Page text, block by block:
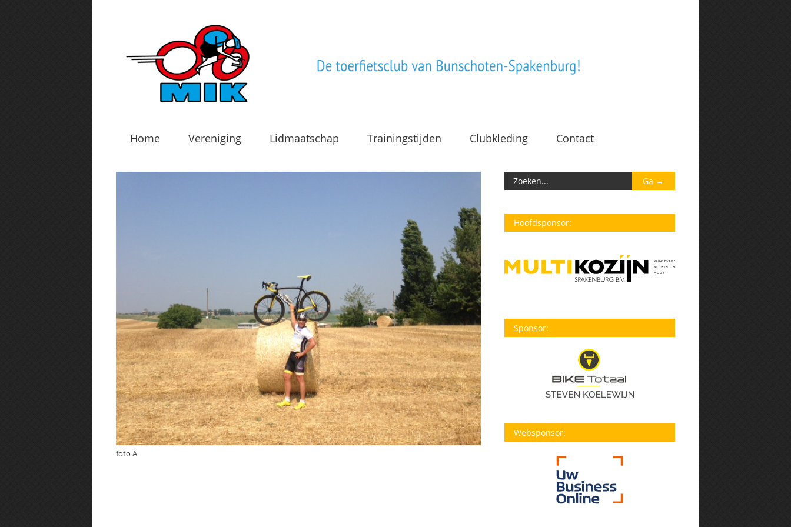
Home Vereniging Lidmaatschap Trainingstijden Clubkleding Contact
foto A
Hoofdsponsor:
Sponsor:
Websponsor: